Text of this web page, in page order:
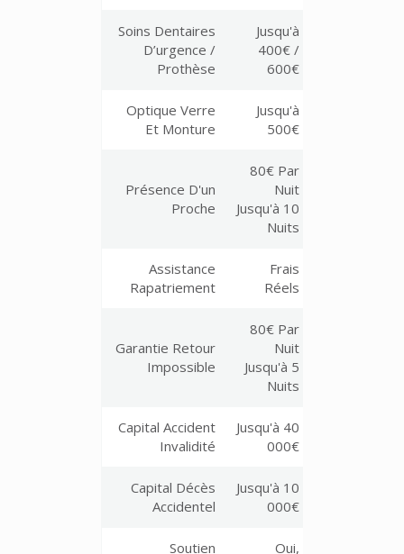
Soins Dentaires
D’urgence /
Prothèse
Jusqu'à
400€ /
600€
Optique Verre
Et Monture
Jusqu'à
500€
Présence D'un
Proche
80€ Par
Nuit
Jusqu'à 10
Nuits
Assistance
Rapatriement
Frais
Réels
Garantie Retour
Impossible
80€ Par
Nuit
Jusqu'à 5
Nuits
Capital Accident
Invalidité
Jusqu'à 40
000€
Capital Décès
Accidentel
Jusqu'à 10
000€
Soutien Oui,